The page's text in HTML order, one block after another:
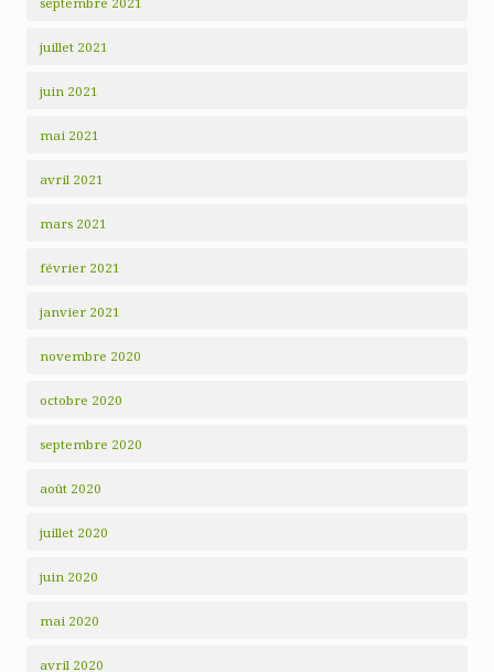
juillet 2021
juin 2021
mai 2021
avril 2021
mars 2021
février 2021
janvier 2021
novembre 2020
octobre 2020
septembre 2020
août 2020
juillet 2020
juin 2020
mai 2020
avril 2020